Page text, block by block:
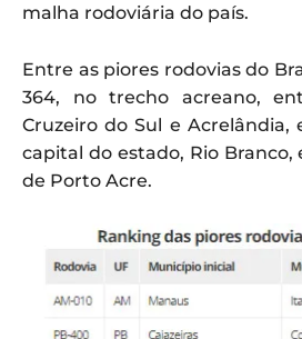
malha rodoviária do país.
Entre as piores rodovias do
364, no trecho acreano,
Cruzeiro do Sul e Acrelândia,
capital do estado, Rio Branco,
de Porto Acre.